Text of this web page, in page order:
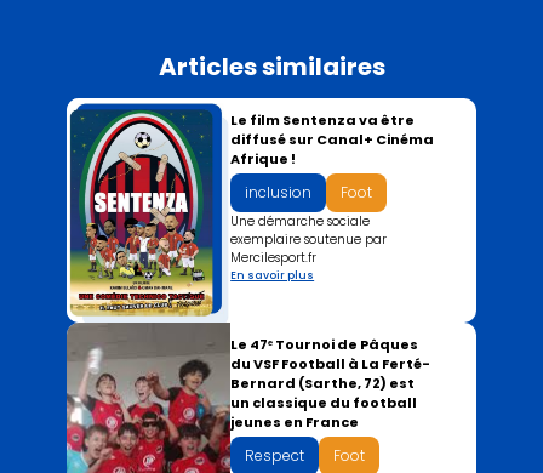
Articles similaires
Le film Sentenza va être
diffusé sur Canal+ Cinéma
Afrique !
inclusion Foot
Une démarche sociale
exemplaire soutenue par
Mercilesport.fr
En savoir plus
Le 47ᵉ Tournoi de Pâques
du VSF Football à La Ferté-
Bernard (Sarthe, 72) est
un classique du football
jeunes en France
Respect Foot